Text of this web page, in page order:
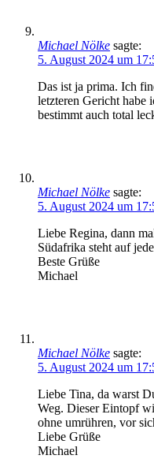
Michael Nölke sagte:
5. August 2024 um
Das ist ja prima. Ich
letzteren Gericht habe
bestimmt auch total
Michael Nölke sagte:
5. August 2024 um
Liebe Regina, dann
Südafrika steht auf
Beste Grüße
Michael
Michael Nölke sagte:
5. August 2024 um
Liebe Tina, da warst
Weg. Dieser Eintopf
ohne umrühren, vor
Liebe Grüße
Michael